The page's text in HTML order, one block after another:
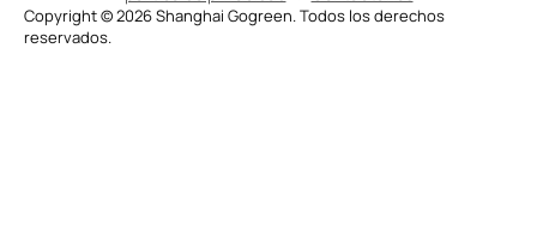
Copyright © 2026 Shanghai Gogreen. Todos los derechos
reservados.